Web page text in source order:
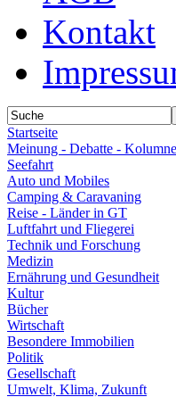
Kontakt
Startseite
Meinung - Debatte -
Seefahrt
Auto und Mobiles
Camping & Caravaning
Reise - Länder in GT
Luftfahrt und Fliegerei
Technik und Forschung
Medizin
Ernährung und Gesundheit
Kultur
Bücher
Wirtschaft
Besondere Immobilien
Politik
Gesellschaft
Umwelt, Klima, Zukunft